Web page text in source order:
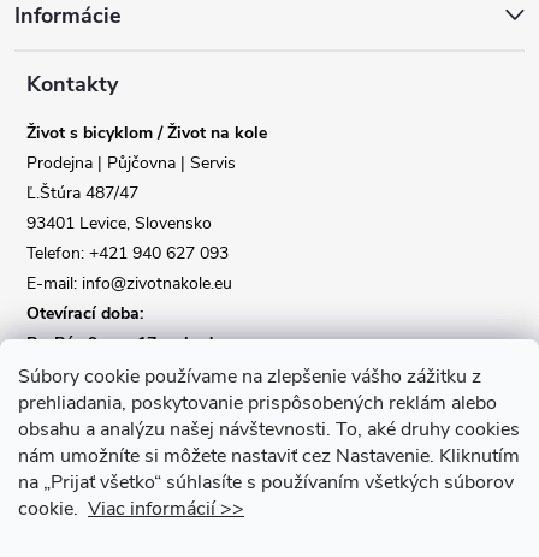
Súbory cookie používame na zlepšenie vášho zážitku z
prehliadania, poskytovanie prispôsobených reklám alebo
obsahu a analýzu našej návštevnosti. To, aké druhy cookies
nám umožníte si môžete nastaviť cez Nastavenie. Kliknutím
na „Prijať všetko“ súhlasíte s používaním všetkých súborov
cookie. Viac informácií >>
pInformácie
Kontakty
Život s bicyklom / Život na kole
Prodejna | Půjčovna | Servis
Ľ.Štúra 487/47
93401 Levice, Slovensko
Telefon: +421 940 627 093
E-mail: info@zivotnakole.eu
Otevírací doba:
Po-Pá : 9,oo - 17,oo hod
So : 9,oo - 12,oo | Ne : Zavřeno
Kontaktní formulář